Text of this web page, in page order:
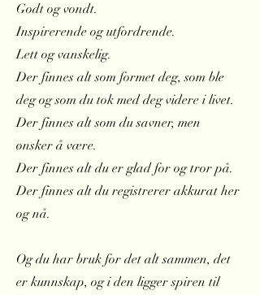
Godt og vondt.
Inspirerende og utfordrende.
Lett og vanskelig.
Der finnes alt som formet deg, som ble
deg og som du tok med deg videre i livet.
Der finnes alt som du savner, men
ønsker å være.
Der finnes alt du er glad for og tror på.
Der finnes alt du registrerer akkurat her
og nå.
Og du har bruk for det alt sammen, det
er kunnskap, og i den ligger spiren til